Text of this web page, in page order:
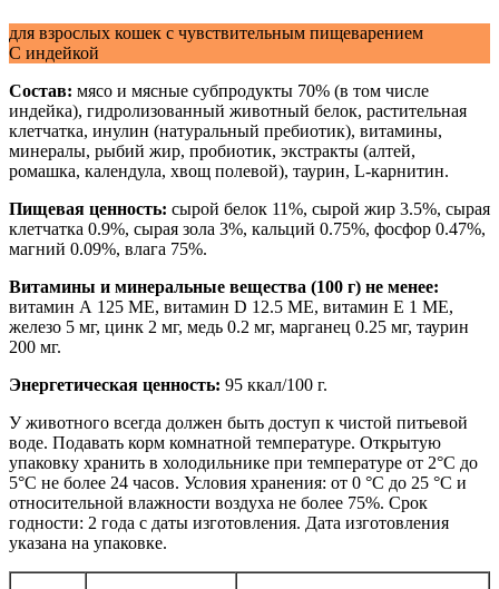
для взрослых кошек с чувствительным пищеварением
С индейкой
Состав: мясо и мясные субпродукты 70% (в том числе
индейка), гидролизованный животный белок, растительная
клетчатка, инулин (натуральный пребиотик), витамины,
минералы, рыбий жир, пробиотик, экстракты (алтей,
ромашка, календула, хвощ полевой), таурин, L-карнитин.
Пищевая ценность: сырой белок 11%, сырой жир 3.5%, сырая
клетчатка 0.9%, сырая зола 3%, кальций 0.75%, фосфор 0.47%,
магний 0.09%, влага 75%.
Витамины и минеральные вещества (100 г) не менее:
витамин А 125 МЕ, витамин D 12.5 МЕ, витамин Е 1 МЕ,
железо 5 мг, цинк 2 мг, медь 0.2 мг, марганец 0.25 мг, таурин
200 мг.
Энергетическая ценность: 95 ккал/100 г.
У животного всегда должен быть доступ к чистой питьевой
воде. Подавать корм комнатной температуре. Открытую
упаковку хранить в холодильнике при температуре от 2°С до
5°С не более 24 часов. Условия хранения: от 0 °С до 25 °С и
относительной влажности воздуха не более 75%. Срок
годности: 2 года с даты изготовления. Дата изготовления
указана на упаковке.